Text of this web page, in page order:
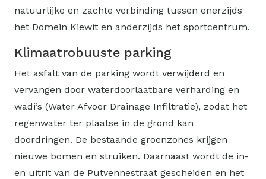
natuurlijke en zachte verbinding tussen enerzijds
het Domein Kiewit en anderzijds het sportcentrum.
Klimaatrobuuste parking
Het asfalt van de parking wordt verwijderd en
vervangen door waterdoorlaatbare verharding en
wadi’s (Water Afvoer Drainage Infiltratie), zodat het
regenwater ter plaatse in de grond kan
doordringen. De bestaande groenzones krijgen
nieuwe bomen en struiken. Daarnaast wordt de in-
en uitrit van de Putvennestraat gescheiden en het